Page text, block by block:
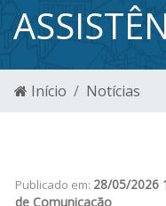
Início Notícias
Publicado em: 28/05/2026
de Comunicação